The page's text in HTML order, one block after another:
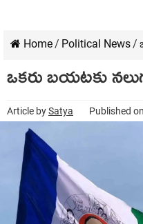
Home/ Political News/
ఒక‌రు బ‌య‌ట‌కు
Article bySatya Published